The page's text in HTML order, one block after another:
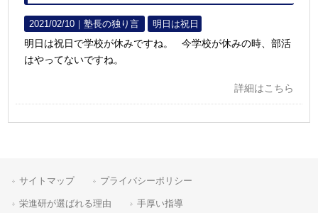
2021/02/10｜塾長の独り言 明日は祝日
明日は祝日で学校が休みですね。 今学校が休みの時、部活
はやってないですね。
詳細はこちら
サイトマップ プライバシーポリシー
栄進研が選ばれる理由 手厚い指導